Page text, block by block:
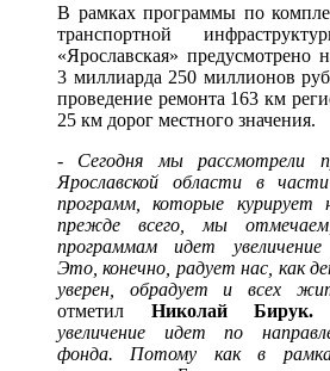
В рамках программы по
транспортной
«Ярославская» предусмотрено
3 миллиарда 250 миллионов
проведение ремонта 163 км
25 км дорог местного значения.
- Сегодня мы рассмотрели
Ярославской области в
программ, которые
прежде всего, мы
программам идет увеличение
Это, конечно, радует нас, как
уверен, обрадует и всех
отметил Николай Бирук.
увеличение идет по
фонда. Потому как в